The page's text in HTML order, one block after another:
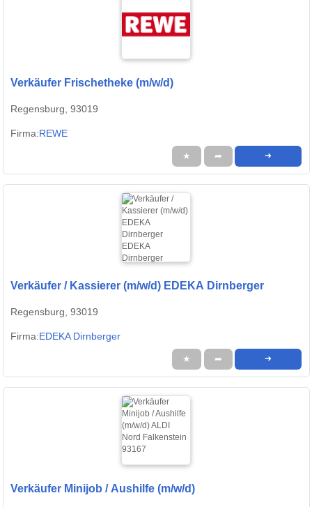
Verkäufer Frischetheke (m/w/d)
Regensburg, 93019
Firma:REWE
★ ➦ ➜
Verkäufer / Kassierer (m/w/d) EDEKA Dirnberger
Regensburg, 93019
Firma:EDEKA Dirnberger
★ ➦ ➜
Verkäufer Minijob / Aushilfe (m/w/d)